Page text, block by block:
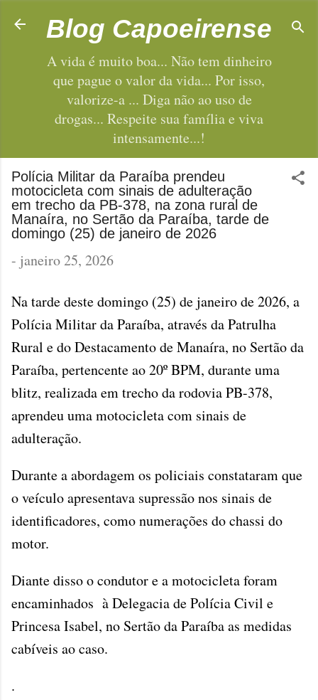
Pular para o conteúdo principal
Blog Capoeirense
A vida é muito boa... Não tem dinheiro
que pague o valor da vida... Por isso,
valorize-a ... Diga não ao uso de
drogas... Respeite sua família e viva
intensamente...!
Polícia Militar da Paraíba prendeu
motocicleta com sinais de adulteração
em trecho da PB-378, na zona rural de
Manaíra, no Sertão da Paraíba, tarde de
domingo (25) de janeiro de 2026
- janeiro 25, 2026
Na tarde deste domingo (25) de janeiro de 2026, a
Polícia Militar da Paraíba, através da Patrulha
Rural e do Destacamento de Manaíra, no Sertão da
Paraíba, pertencente ao 20º BPM, durante uma
blitz, realizada em trecho da rodovia PB-378,
aprendeu uma motocicleta com sinais de
adulteração.
Durante a abordagem os policiais constataram que
o veículo apresentava supressão nos sinais de
identificadores, como numerações do chassi do
motor.
Diante disso o condutor e a motocicleta foram
encaminhados à Delegacia de Polícia Civil e
Princesa Isabel, no Sertão da Paraíba as medidas
cabíveis ao caso.
.